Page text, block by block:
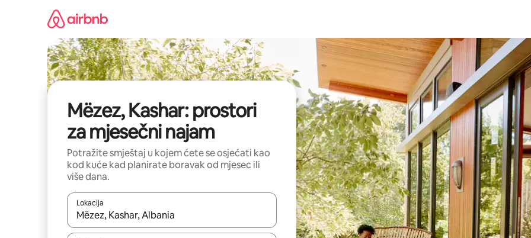
Mëzez, Kashar: prostori
za mjesečni najam
Potražite smještaj u kojem ćete se osjećati kao
kod kuće kad planirate boravak od mjesec ili
više dana.
Lokacija
Kada budu dostupni rezultati, moći ćete ih pregledati koristeći se strelicama prema gore i prema dolje, kao i dodirom ili